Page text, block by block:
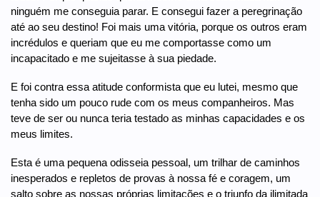
ninguém me conseguia parar. E consegui fazer a peregrinação
até ao seu destino! Foi mais uma vitória, porque os outros eram
incrédulos e queriam que eu me comportasse como um
incapacitado e me sujeitasse à sua piedade.
E foi contra essa atitude conformista que eu lutei, mesmo que
tenha sido um pouco rude com os meus companheiros. Mas
teve de ser ou nunca teria testado as minhas capacidades e os
meus limites.
Esta é uma pequena odisseia pessoal, um trilhar de caminhos
inesperados e repletos de provas à nossa fé e coragem, um
salto sobre as nossas próprias limitações e o triunfo da ilimitada